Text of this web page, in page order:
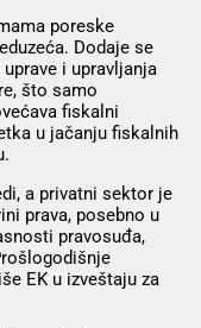
poreske
Dodaje se
i upravljanja
što samo
fiskalni
u jačanju fiskalnih
a privatni sektor je
prava, posebno u
pravosuđa,
EK u izveštaju za